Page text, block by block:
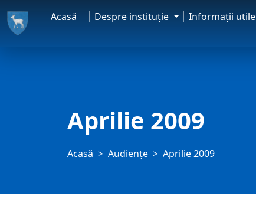
Acasă Despre instituţie Informaţii utile
Aprilie 2009
Acasă Audienţe Aprilie 2009